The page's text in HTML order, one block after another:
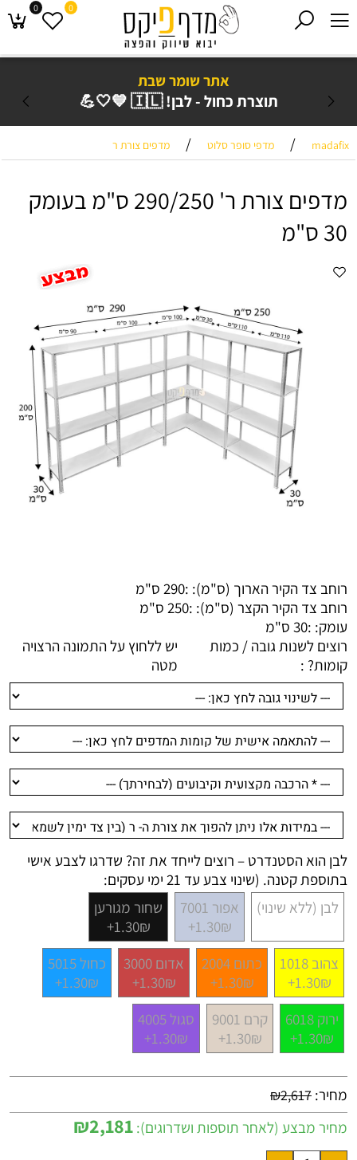
אתר שומר שבת
תוצרת כחול - לבן! 🇮🇱 💙🤍💪
0 0
madafix
/ מדפי סופר סלוט / מדפים צורת ר
מדפים צורת ר' 290/250 ס"מ בעומק
30 ס"מ
רוחב צד הקיר הארוך (ס"מ): :290 ס"מ
רוחב צד הקיר הקצר (ס"מ): :250 ס"מ
עומק: :30 ס"מ
רוצים לשנות גובה / כמות
קומות? :
יש ללחוץ על התמונה הרצויה
מטה
לבן הוא הסטנדרט – רוצים לייחד את זה? שדרגו לצבע אישי
בתוספת קטנה. (שינוי צבע עד 21 ימי עסקים:
לבן (ללא שינוי)
אפור 7001
1.30₪+
שחור מגורען
1.30₪+
צהוב 1018
1.30₪+
כתום 2004
1.30₪+
אדום 3000
1.30₪+
כחול 5015
1.30₪+
ירוק 6018
1.30₪+
קרם 9001
1.30₪+
סגול 4005
1.30₪+
מחיר: ₪2,617
מחיר מבצע (לאחר תוספות ושדרוגים): ₪2,181